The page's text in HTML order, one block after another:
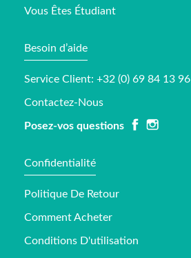
Vous Êtes Étudiant
Besoin d’aide
Service Client: +32 (0) 69 84 13 96
Contactez-Nous
Posez-vos questions
Confidentialité
Politique De Retour
Comment Acheter
Conditions D'utilisation